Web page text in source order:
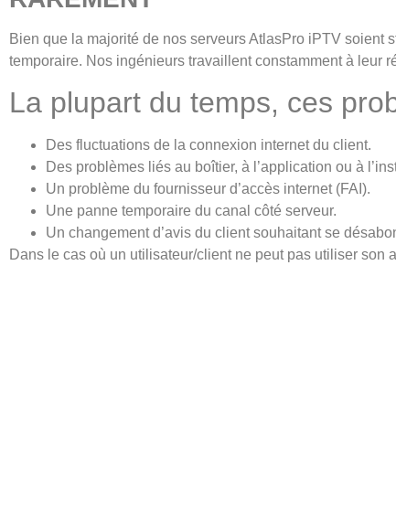
Bien que la majorité de nos serveurs AtlasPro iPTV soient
temporaire. Nos ingénieurs travaillent constamment à leur
La plupart du temps, ces
Des fluctuations de la connexion internet du client.
Des problèmes liés au boîtier, à l’application ou à
Un problème du fournisseur d’accès internet (FAI).
Une panne temporaire du canal côté serveur.
Un changement d’avis du client souhaitant se
Dans le cas où un utilisateur/client ne peut pas utiliser son